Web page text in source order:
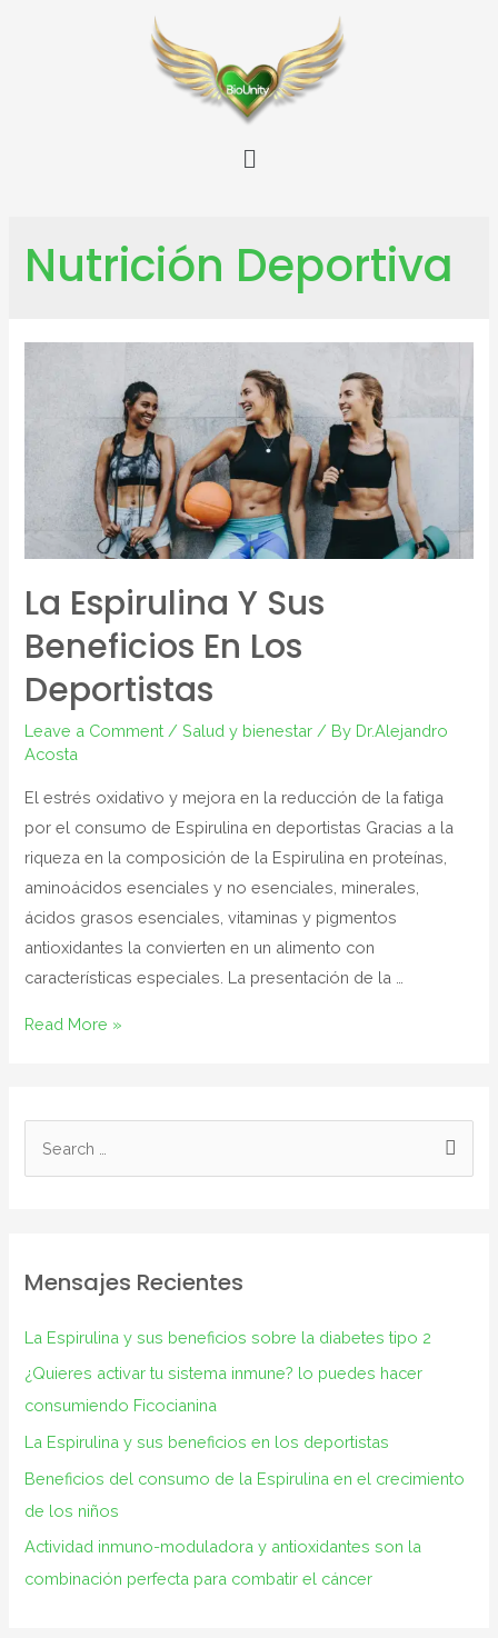
Nutrición Deportiva
La Espirulina Y Sus
Beneficios En Los
Deportistas
Leave a Comment /Salud y bienestar / By Dr.Alejandro
Acosta
El estrés oxidativo y mejora en la reducción de la fatiga
por el consumo de Espirulina en deportistas Gracias a la
riqueza en la composición de la Espirulina en proteínas,
aminoácidos esenciales y no esenciales, minerales,
ácidos grasos esenciales, vitaminas y pigmentos
antioxidantes la convierten en un alimento con
características especiales. La presentación de la …
Read More »
Mensajes Recientes
La Espirulina y sus beneficios sobre la diabetes tipo 2
¿Quieres activar tu sistema inmune? lo puedes hacer
consumiendo Ficocianina
La Espirulina y sus beneficios en los deportistas
Beneficios del consumo de la Espirulina en el crecimiento
de los niños
Actividad inmuno-moduladora y antioxidantes son la
combinación perfecta para combatir el cáncer